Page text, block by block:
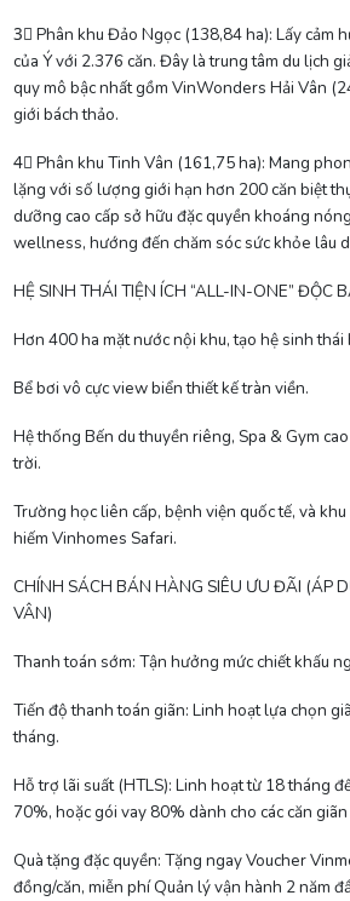
3⃣ Phân khu Đảo Ngọc (138,84 ha): Lấy cảm
của Ý với 2.376 căn. Đây là trung tâm du lịch
quy mô bậc nhất gồm VinWonders Hải Vân
giới bách thảo.
4⃣ Phân khu Tinh Vân (161,75 ha): Mang
lặng với số lượng giới hạn hơn 200 căn biệt
dưỡng cao cấp sở hữu đặc quyền khoáng
wellness, hướng đến chăm sóc sức khỏe lâu
HỆ SINH THÁI TIỆN ÍCH “ALL-IN-ONE” ĐỘC
Hơn 400 ha mặt nước nội khu, tạo hệ sinh thái
Bể bơi vô cực view biển thiết kế tràn viền.
Hệ thống Bến du thuyền riêng, Spa & Gym
trời.
Trường học liên cấp, bệnh viện quốc tế, và
hiếm Vinhomes Safari.
CHÍNH SÁCH BÁN HÀNG SIÊU ƯU ĐÃI (ÁP
VÂN)
Thanh toán sớm: Tận hưởng mức chiết khấu
Tiến độ thanh toán giãn: Linh hoạt lựa chọn
tháng.
Hỗ trợ lãi suất (HTLS): Linh hoạt từ 18 tháng
70%, hoặc gói vay 80% dành cho các căn giãn
Quà tặng đặc quyền: Tặng ngay Voucher
đồng/căn, miễn phí Quản lý vận hành 2 năm